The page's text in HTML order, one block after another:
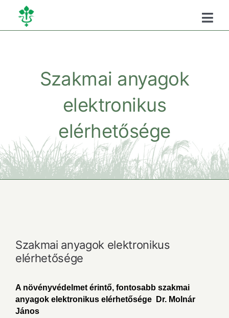
Kihagyás
Kamaráról
Szükséghelyzeti
Szakmai anyagok
elektronikus
elérhetősége
Szakmai anyagok elektronikus
elérhetősége
A növényvédelmet érintő, fontosabb szakmai
anyagok elektronikus elérhetősége Dr. Molnár
János